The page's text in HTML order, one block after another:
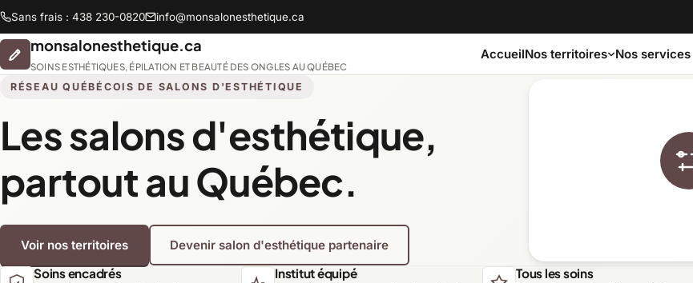
Sans frais : 438 230-0820 info@monsalonesthetique.ca
monsalonesthetique.ca
SOINS ESTHÉTIQUES, ÉPILATION ET BEAUTÉ DES ONGLES AU QUÉBEC
AccueilNos territoires
Bas-Saint-Laurent Capitale-Nationale
Lanaudière Laurentides Laval
Nos services
RÉSEAU QUÉBÉCOIS DE SALONS D'ESTHÉTIQUE
Les salons d'esthétique,
partout au Québec.
Voir nos territoires Devenir salon d'esthétique partenaire
Soins encadrés Institut équipé Tous les soins